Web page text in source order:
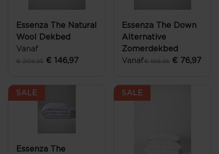
Essenza The Natural
Wool Dekbed
Vanaf
€ 209,95 € 146,97
Essenza The Down
Alternative
Zomerdekbed
Vanaf€ 109,95 € 76,97
SALE
Essenza The
SALE